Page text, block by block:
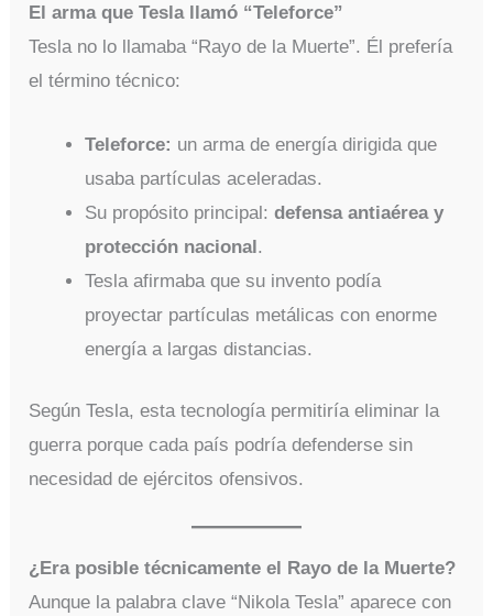
El arma que Tesla llamó “Teleforce”
Tesla no lo llamaba “Rayo de la Muerte”. Él prefería
el término técnico:
Teleforce: un arma de energía dirigida que
usaba partículas aceleradas.
Su propósito principal:defensa antiaérea y
protección nacional.
Tesla afirmaba que su invento podía
proyectar partículas metálicas con enorme
energía a largas distancias.
Según Tesla, esta tecnología permitiría eliminar la
guerra porque cada país podría defenderse sin
necesidad de ejércitos ofensivos.
¿Era posible técnicamente el Rayo de la Muerte?
Aunque la palabra clave “Nikola Tesla” aparece con